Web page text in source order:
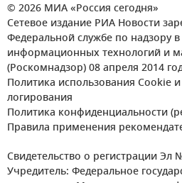
© 2026 МИА «Россия сегодня»
Сетевое издание РИА Новости
Федеральной службе по надзору
информационных технологий и
(Роскомнадзор) 08 апреля 2014
Политика использования Cookie
логирования
Политика конфиденциальности
Правила применения
Свидетельство о регистрации Эл
Учредитель: Федеральное